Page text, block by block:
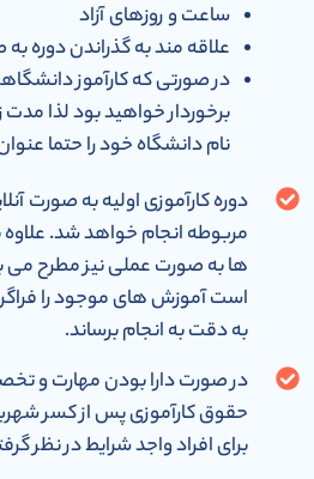
ساعت و روزهای آزاد
علاقه مند به گذراندن دوره
در صورتی که کارآموز
برخوردار خواهید بود لذا مدت
نام دانشگاه خود را حتما
دوره کارآموزی اولیه به صورت
مربوطه انجام خواهد شد.
ها به صورت عملی نیز مطرح می
است آموزش های موجود را
به دقت به انجام برساند.
در صورت دارا بودن مهارت و
حقوق کارآموزی پس از کسر
برای افراد واجد شرایط در نظر